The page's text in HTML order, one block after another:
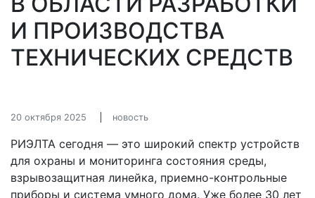
И ПРОИЗВОДСТВА
ТЕХНИЧЕСКИХ СРЕДСТВ
20 октября 2025 новость
РИЭЛТА сегодня — это широкий спектр устройств
для охраны и мониторинга состояния среды,
взрывозащитная линейка, приемно-контрольные
приборы и система умного дома. Уже более 30 лет